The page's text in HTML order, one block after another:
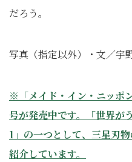
だろう。
写真（指定以外）・文／宇
※「メイド・イン・ニッポ
号が発売中です。「世界が
1」の一つとして、三星刃
紹介しています。